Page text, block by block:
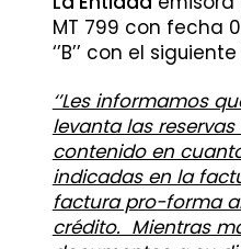
MT 799 con fecha
‘’B’’ con el
‘’Les informamos
levanta las
contenido en
indicadas en la
factura pro-forma
crédito. Mientras